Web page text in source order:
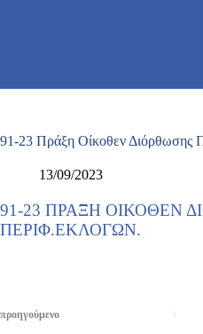
91-23 Πράξη Οίκοθεν
13/09/2023
91-23 ΠΡΑΞΗ ΟΙΚΟΘΕΝ
ΠΕΡΙΦ.ΕΚΛΟΓΩΝ.
προηγούμενο